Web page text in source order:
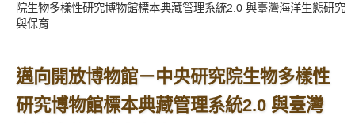
院生物多樣性研究博物館標本典藏管理系統2.0 與臺灣海洋生態研究
與保育
邁向開放博物館－中央研究院生物多樣性
研究博物館標本典藏管理系統2.0 與臺灣